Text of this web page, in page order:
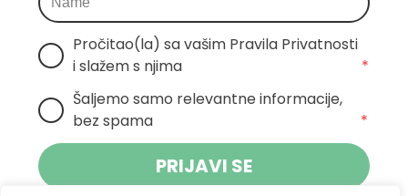
Pročitao(la) sa vašim Pravila Privatnosti
i slažem s njima
*
Šaljemo samo relevantne informacije,
bez spama
*
PRIJAVI SE